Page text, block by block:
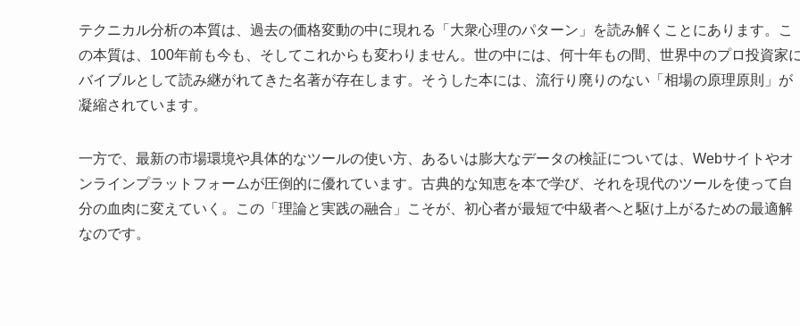
テクニカル分析の本質は、過去の価格変動の中に現れる「大衆心理のパターン」を読み解くことにあります。こ
の本質は、100年前も今も、そしてこれからも変わりません。世の中には、何十年もの間、世界中のプロ投資家
バイブルとして読み継がれてきた名著が存在します。そうした本には、流行り廃りのない「相場の原理原則」が
凝縮されています。
一方で、最新の市場環境や具体的なツールの使い方、あるいは膨大なデータの検証については、Webサイトやオ
ンラインプラットフォームが圧倒的に優れています。古典的な知恵を本で学び、それを現代のツールを使って自
分の血肉に変えていく。この「理論と実践の融合」こそが、初心者が最短で中級者へと駆け上がるための最適解
なのです。